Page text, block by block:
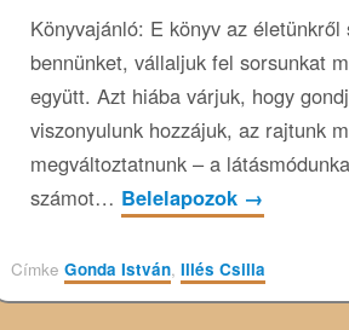
Könyvajánló: E könyv az
bennünket, vállaljuk fel sorsunkat
együtt. Azt hiába várjuk, hogy
viszonyulunk hozzájuk, az rajtunk
megváltoztatnunk – a
számot… Belelapozok →
Címke Gonda István, Illés Csilla